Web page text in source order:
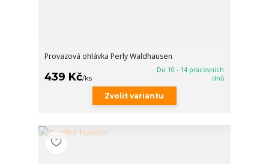
Provazová ohlávka Perly Waldhausen
439 Kč/ks
Do 10 - 14 pracovních
dnů
Zvolit variantu